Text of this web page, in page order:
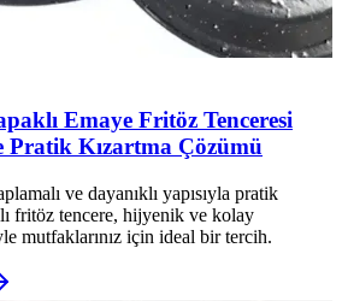
Emaye Fritöz Tenceresi
Pratik Kızartma Çözümü
ve dayanıklı yapısıyla pratik
fritöz tencere, hijyenik ve kolay
mutfaklarınız için ideal bir tercih.